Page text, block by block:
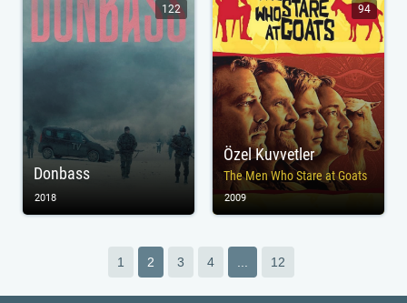
Donbass
122
2018
Özel Kuvvetler
The Men Who Stare at Goats
94
2009
1 2 3 4 ... 12